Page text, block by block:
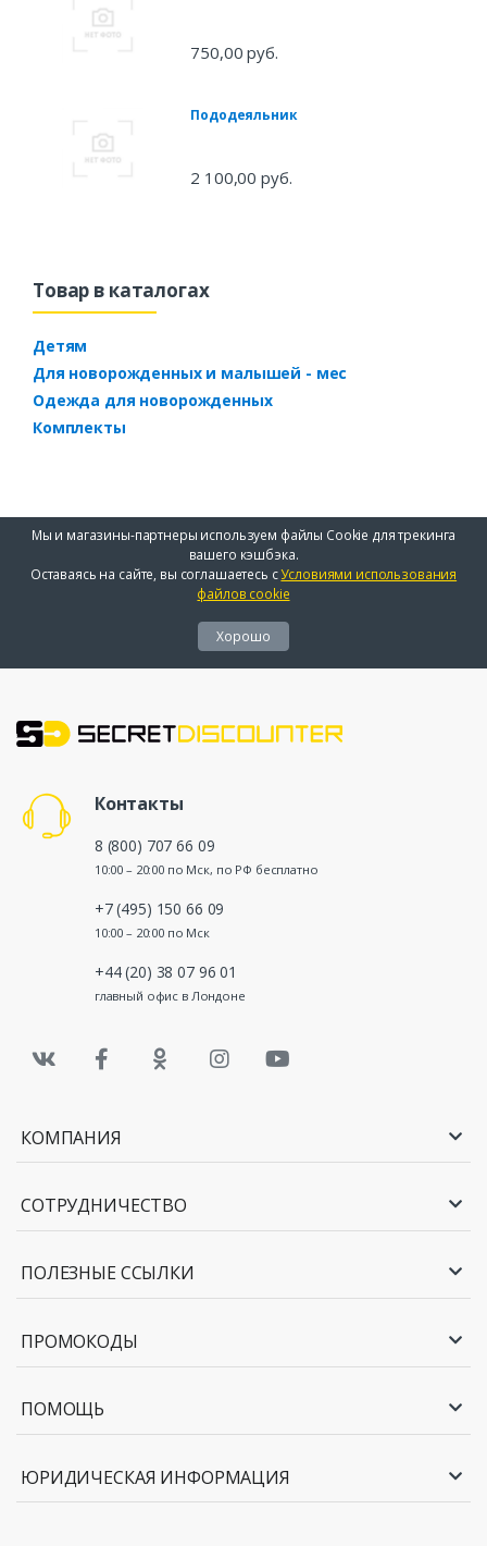
750,00 руб.
Пододеяльник
2 100,00 руб.
Товар в каталогах
Детям
Для новорожденных и малышей - мес
Одежда для новорожденных
Комплекты
Мы и магазины-партнеры используем файлы Cookie для трекинга
вашего кэшбэка.
Оставаясь на сайте, вы соглашаетесь сУсловиями использования
файлов cookie
Хорошо
Контакты
8 (800) 707 66 09
10:00 – 20:00 по Мск, по РФ бесплатно
+7 (495) 150 66 09
10:00 – 20:00 по Мск
+44 (20) 38 07 96 01
главный офис в Лондоне
КОМПАНИЯ
СОТРУДНИЧЕСТВО
ПОЛЕЗНЫЕ ССЫЛКИ
ПРОМОКОДЫ
ПОМОЩЬ
ЮРИДИЧЕСКАЯ ИНФОРМАЦИЯ